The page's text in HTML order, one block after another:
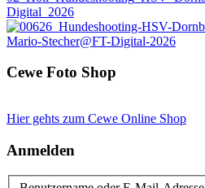
Cewe Foto Shop
Hier gehts zum Cewe Online Shop
Anmelden